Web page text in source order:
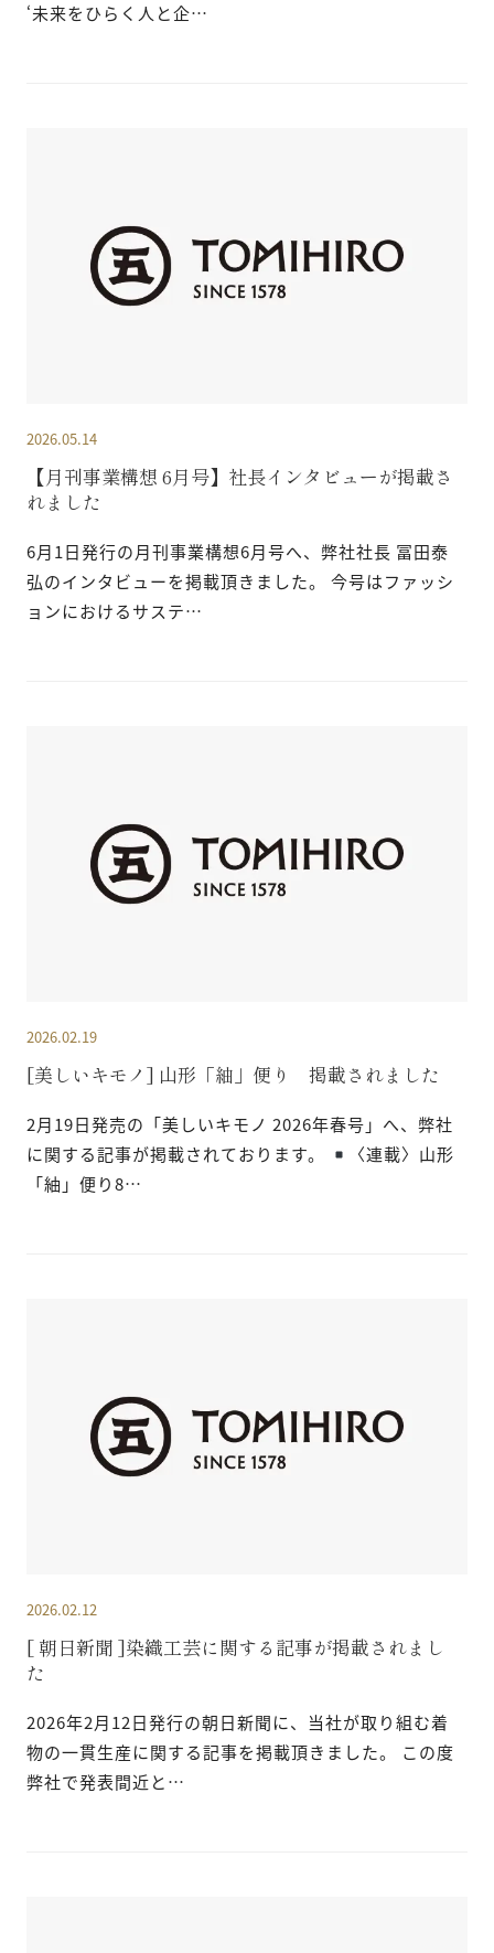
‘未来をひらく人と企…
2026.05.14
【月刊事業構想 6月号】社長インタビューが掲載さ
れました
6月1日発行の月刊事業構想6月号へ、弊社社長 冨田泰
弘のインタビューを掲載頂きました。 今号はファッシ
ョンにおけるサステ…
2026.02.19
[美しいキモノ] 山形「紬」便り 掲載されました
2月19日発売の「美しいキモノ 2026年春号」へ、弊社
に関する記事が掲載されております。
〈連載〉山形
「紬」便り8…
2026.02.12
[ 朝日新聞 ]染織工芸に関する記事が掲載されまし
た
2026年2月12日発行の朝日新聞に、当社が取り組む着
物の一貫生産に関する記事を掲載頂きました。 この度
弊社で発表間近と…